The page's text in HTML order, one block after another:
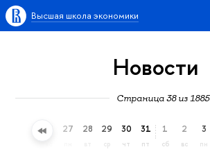
Высшая школа экономики
Новости
Страница 38 из 1885
26 27 28 29
ср
30
чт
31
пт
1
сб
2
вс
3
пн